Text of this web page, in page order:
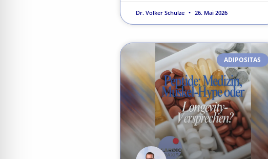
Dr. Volker Schulze 26. Mai 2026
ADIPOSITAS